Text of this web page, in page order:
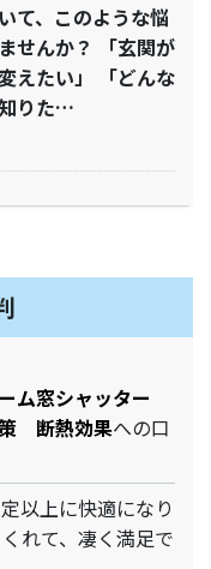
て、このような悩
せんか？ 「玄関が
えたい」 「どんな
りた…
ム窓シャッター
断熱効果への口
以上に快適になり
れて、凄く満足で